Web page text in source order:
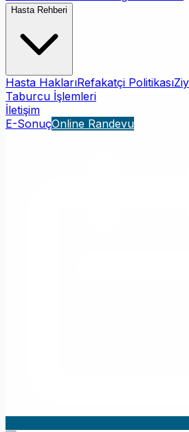
Hasta Rehberi
Hasta HaklarıRefakatçi Politikası
Taburcu İşlemleri
İletişim
E-SonuçOnline Randevu